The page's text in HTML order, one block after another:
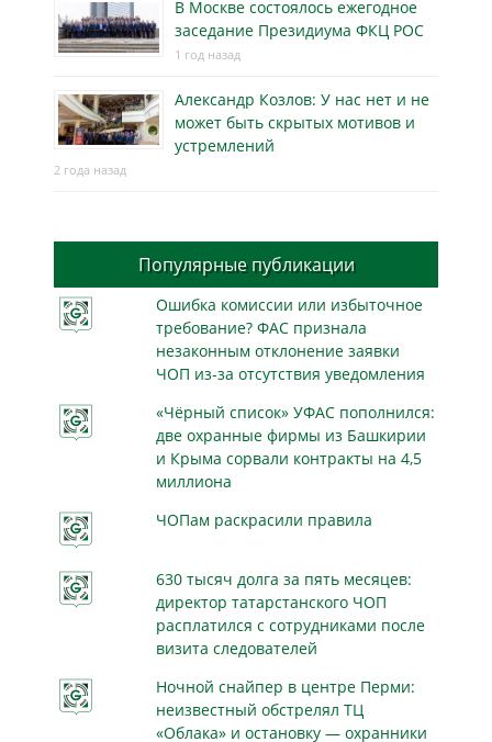
В Москве состоялось ежегодное
заседание Президиума ФКЦ РОС
1 год назад
Александр Козлов: У нас нет и не
может быть скрытых мотивов и
устремлений
2 года назад
Популярные публикации
Ошибка комиссии или избыточное
требование? ФАС признала
незаконным отклонение заявки
ЧОП из-за отсутствия уведомления
«Чёрный список» УФАС пополнился:
две охранные фирмы из Башкирии
и Крыма сорвали контракты на 4,5
миллиона
ЧОПам раскрасили правила
630 тысяч долга за пять месяцев:
директор татарстанского ЧОП
расплатился с сотрудниками после
визита следователей
Ночной снайпер в центре Перми:
неизвестный обстрелял ТЦ
«Облака» и остановку — охранники